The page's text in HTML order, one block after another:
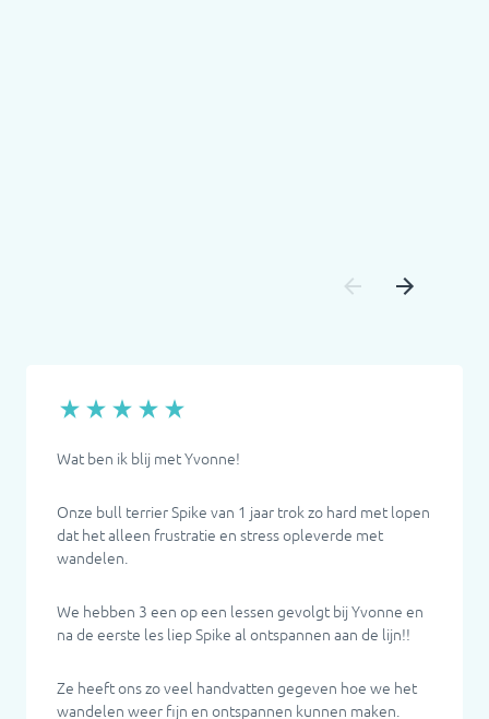
Wat ben ik blij met Yvonne!
Onze bull terrier Spike van 1 jaar trok zo hard met lopen
dat het alleen frustratie en stress opleverde met
wandelen.
We hebben 3 een op een lessen gevolgt bij Yvonne en
na de eerste les liep Spike al ontspannen aan de lijn!!
Ze heeft ons zo veel handvatten gegeven hoe we het
wandelen weer fijn en ontspannen kunnen maken.